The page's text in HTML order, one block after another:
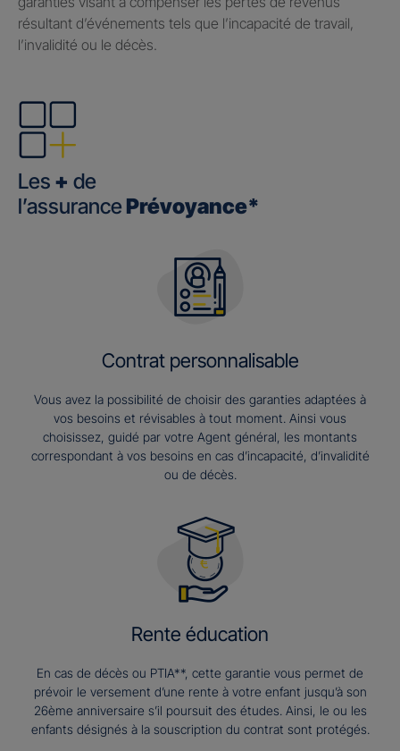
résultant d’événements tels que l’incapacité de travail,
l’invalidité ou le décès.
Les + de
l’assurance Prévoyance*
Contrat personnalisable
Vous avez la possibilité de choisir des garanties adaptées à
vos besoins et révisables à tout moment. Ainsi vous
choisissez, guidé par votre Agent général, les montants
correspondant à vos besoins en cas d’incapacité, d’invalidité
ou de décès.
Rente éducation
En cas de décès ou PTIA**, cette garantie vous permet de
prévoir le versement d’une rente à votre enfant jusqu’à son
26ème anniversaire s’il poursuit des études. Ainsi, le ou les
enfants désignés à la souscription du contrat sont protégés.